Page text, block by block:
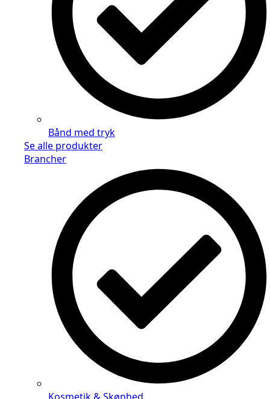
Bånd med tryk
Se alle produkter
Brancher